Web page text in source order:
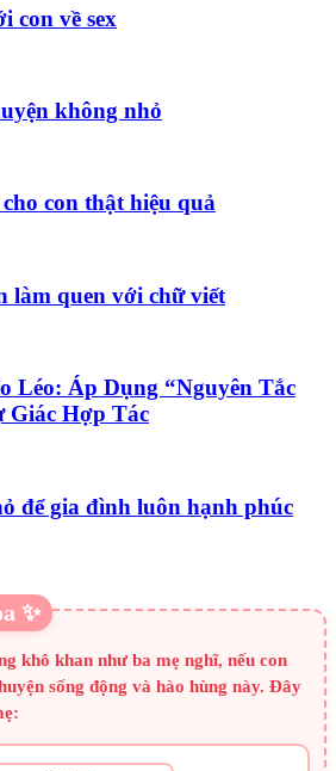
con về sex
không nhỏ
con thật hiệu quả
làm quen với chữ viết
Léo: Áp Dụng “Nguyên Tắc
Giác Hợp Tác
để gia đình luôn hạnh phúc
✨
khô khan như ba mẹ nghĩ, nếu con
sống động và hào hùng này. Đây